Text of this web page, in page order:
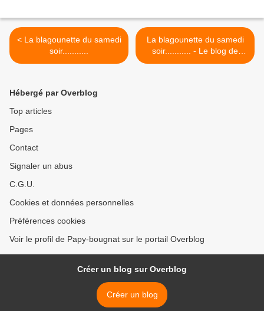
< La blagounette du samedi
soir...........
La blagounette du samedi
soir........... - Le blog de
Papy-bougnat >
Hébergé par Overblog
Top articles
Pages
Contact
Signaler un abus
C.G.U.
Cookies et données personnelles
Préférences cookies
Voir le profil de Papy-bougnat sur le portail Overblog
Créer un blog sur Overblog
Créer un blog